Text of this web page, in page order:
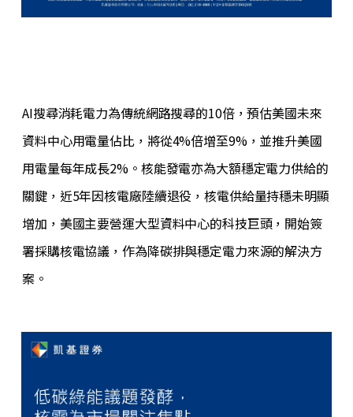
AI搜尋消耗電力為傳統網路搜尋的10倍，預估美國未來
資料中心用電量佔比，將從4%倍增至9%，並推升美國
用電量每年成長2%。核能發電亦為大額穩定電力供給的
關鍵，近5年因核電廠陸續退役，核電供給量持穩未明顯
增加，美國主要營運大型資料中心的科技巨頭，開始簽
署採購核電協議，作為降碳排與穩定電力來源的解決方
案。